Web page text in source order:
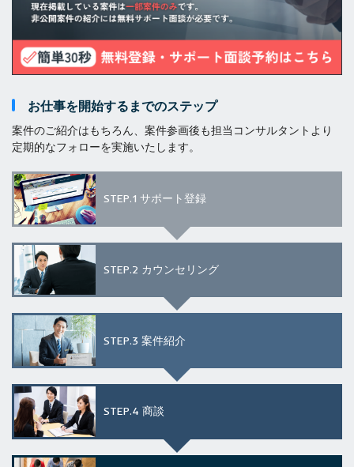
お仕事を開始するまでのステップ
案件のご紹介はもちろん、案件参画後も担当コンサルタントより
定期的なフォローを実施いたします。
STEP.1 サポート登録
STEP.2 カウンセリング
STEP.3 案件紹介
STEP.4 商談